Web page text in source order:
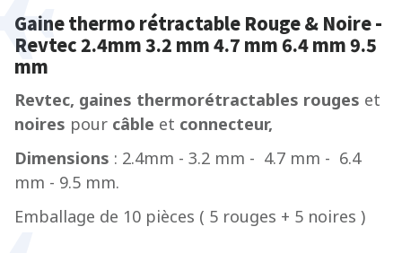
Gaine thermo rétractable Rouge & Noire -
Revtec 2.4mm 3.2 mm 4.7 mm 6.4 mm 9.5
mm
Revtec, gaines thermorétractables rouges et
noires pour câble et connecteur,
Dimensions : 2.4mm - 3.2 mm - 4.7 mm - 6.4
mm - 9.5 mm.
Emballage de 10 pièces ( 5 rouges + 5 noires )